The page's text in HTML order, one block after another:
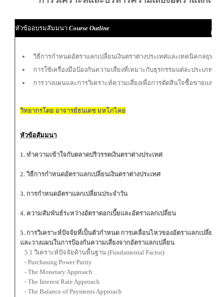
หัวข้ออบรมสัมมนา Course Outline
ผู้
วิธีการกำหนดอัตราแลกเปลี่ยนเงินตราต่างประเทศและเทคนิคกลยุท
การใช้เครื่องมือป้องกันความเสี่ยงที่เหมาะกับธุรกรรมแต่ละประเภท
การวางแผนและการวิเคราะห์ความเสี่ยงเพื่อการตัดสินใจซื้อขายแลก
วิทยากรโดย อาจารย์ธนเดช มหโภไคย
หัวข้อสัมมนา
1. ทำความเข้าใจกับตลาดปริวรรตเงินตราต่างประเทศ
2. วิธีการกำหนดอัตราแลกเปลี่ยนเงินตราต่างประเทศ
3. การกำหนดอัตราแลกเปลี่ยนประจำวัน
4. ความสัมพันธ์ระหว่างอัตราดอกเบี้ยและอัตราแลกเปลี่ยน
5. การวิเคราะห์ปัจจัยที่เป็นตัวกำหนด การเคลื่อนไหวของอัตราแลกเปลี่ย
และวางแผนในการป้องกันความเสี่ยงจากอัตราแลกเปลี่ยน
5.1 วิเคราะห์ปัจจัยด้านพื้นฐาน (Fundamental Factor)
- Purchasing Power Parity
- The Monetary Approach
- The Interest Rate Approach
- The Balance of Payments Approach